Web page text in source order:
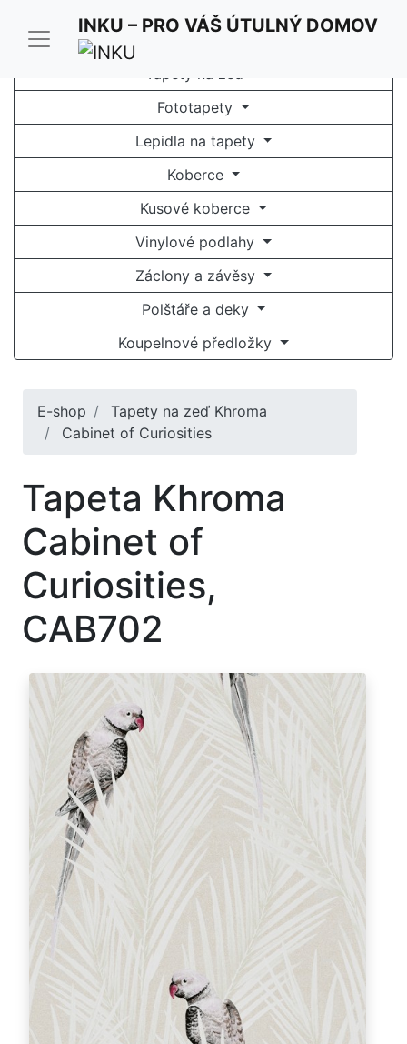
INKU – PRO VÁŠ ÚTULNÝ DOMOV
Tapety na zeď
Fototapety
Lepidla na tapety
Koberce
Kusové koberce
Vinylové podlahy
Záclony a závěsy
Polštáře a deky
Koupelnové předložky
E-shop
Tapety na zeď Khroma
Cabinet of Curiosities
Tapeta Khroma
Cabinet of
Curiosities,
CAB702